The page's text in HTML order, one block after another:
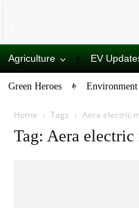
Agriculture EV
Green Heroes Environment
Home Tags Aera electric
Tag: Aera